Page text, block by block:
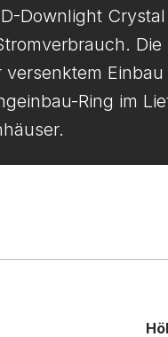
Downlight
Ring im